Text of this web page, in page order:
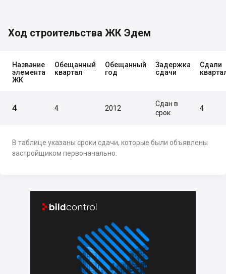
Ход строительства ЖК Эдем
Название
элемента
ЖК
Обещанный
квартал
Обещанный
год
Задержка
сдачи
Сдали
4 4 2012
Сдан в
срок
4
В таблице указаны сроки сдачи, которые были объявлены
застройщиком первоначально.
 